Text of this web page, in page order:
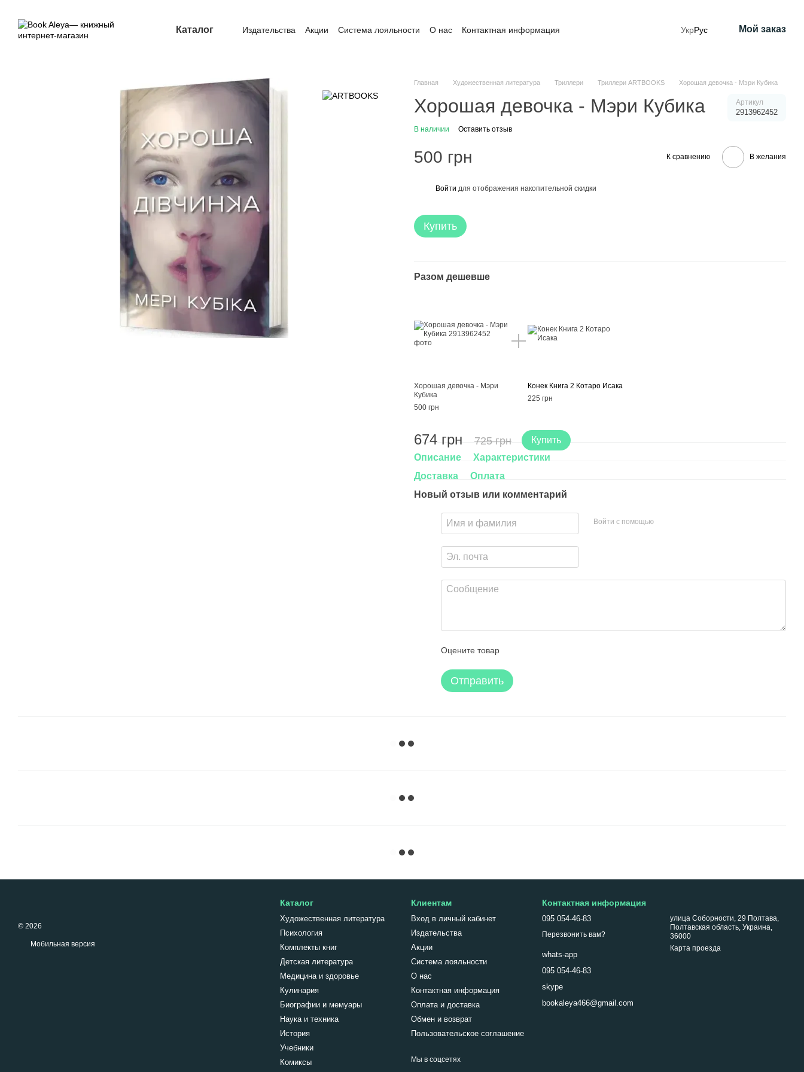
Каталог Издательства Акции Система лояльности О нас
Контактная информация
УкрРус Мой заказ
Главная Художественная литература Триллери Триллери ARTBOOKS Хорошая девочка - Мэри Кубика
Хорошая девочка - Мэри Кубика Артикул
2913962452
В наличии Оставить отзыв
500 грн К сравнению В желания
Войти для отображения накопительной скидки
Купить
Разом дешевше
Хорошая девочка - Мэри
Кубика
500 грн
Конек Книга 2 Котаро Исака
225 грн
674 грн 725 грн
Купить
Описание
Характеристики
Доставка
Оплата
Новый отзыв или комментарий
Войти с помощью
Оцените товар
Отправить
© 2026
Мобильная версия
Каталог
Художественная литература
Психология
Комплекты книг
Детская литература
Медицина и здоровье
Кулинария
Биографии и мемуары
Наука и техника
История
Учебники
Комиксы
Клиентам
Вход в личный кабинет
Издательства
Акции
Система лояльности
О нас
Контактная информация
Оплата и доставка
Обмен и возврат
Пользовательское соглашение
Мы в соцсетях
Контактная информация
095 054-46-83
Перезвонить вам?
whats-app
095 054-46-83
skype
bookaleya466@gmail.com
улица Соборности, 29 Полтава,
Полтавская область, Украина,
36000
Карта проезда